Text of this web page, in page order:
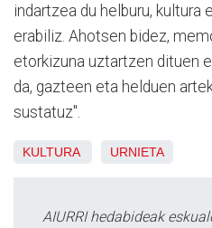
indartzea du helburu, kultura
erabiliz. Ahotsen bidez,
etorkizuna uztartzen dituen
da, gazteen eta helduen
sustatuz".
KULTURA URNIETA
AIURRI hedabideak